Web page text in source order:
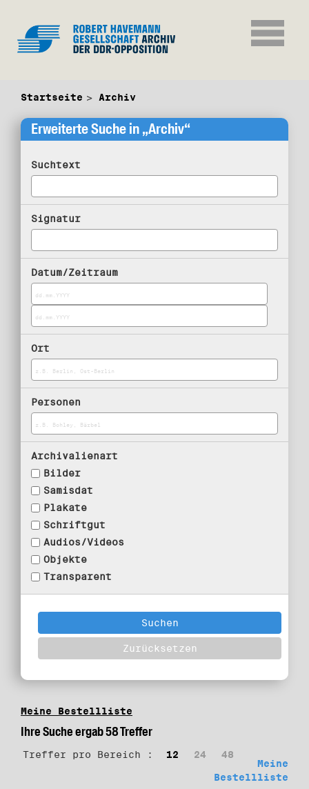
Startseite Archiv
Erweiterte Suche in „Archiv“
Suchtext
Signatur
Datum/Zeitraum
Ort
Personen
Archivalienart
Bilder
Samisdat
Plakate
Schriftgut
Audios/Videos
Objekte
Transparent
Meine Bestellliste
Ihre Suche ergab 58 Treffer
Treffer pro Bereich : 12 24
48
Meine
Bestellliste